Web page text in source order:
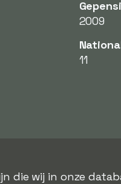
2009
11
wij in onze